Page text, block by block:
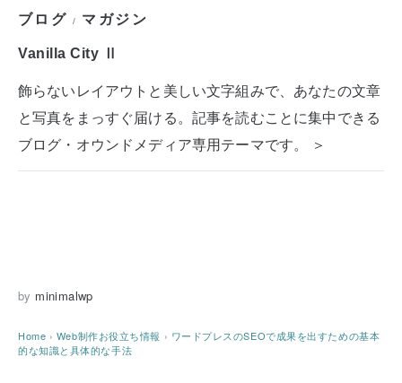
ブログ / マガジン
Vanilla City Ⅱ
飾らないレイアウトと美しい文字組みで、あなたの文章
と写真をまっすぐ届ける。記事を読むことに集中できる
ブログ・オウンドメディア専用テーマです。 ＞
by minimalwp
Home › Web制作お役立ち情報 › ワードプレスのSEOで成果を出すための基本
的な知識と具体的な手法